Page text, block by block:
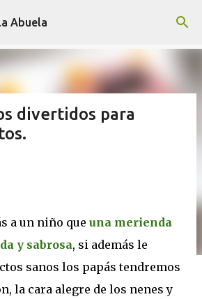
contenido principal
Abuela
divertidos para
a un niño que una merienda
y sabrosa, si además le
sanos los papás tendremos
la cara alegre de los nenes y